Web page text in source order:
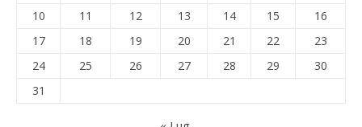
10
11 12 13 14 15
16
17
18 19 20 21 22
23
24
25 26 27 28 29
30
31